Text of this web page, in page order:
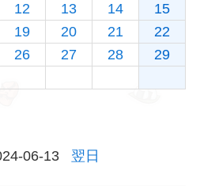
12 13 14
15
19 20 21
22
26 27 28
29
06-13 翌日